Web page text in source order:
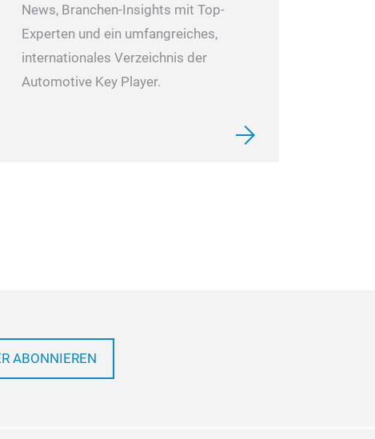
News, Branchen-Insights mit Top-
Experten und ein umfangreiches,
internationales Verzeichnis der
Automotive Key Player.
ABONNIEREN